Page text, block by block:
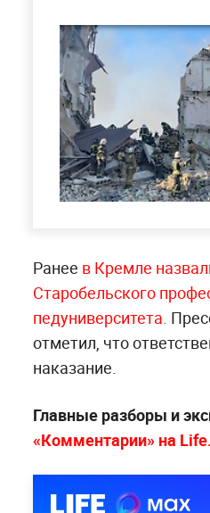
Ранее в Кремле
Старобельского
педуниверситета.
отметил, что
наказание.
Главные разборы и
«Комментарии» на